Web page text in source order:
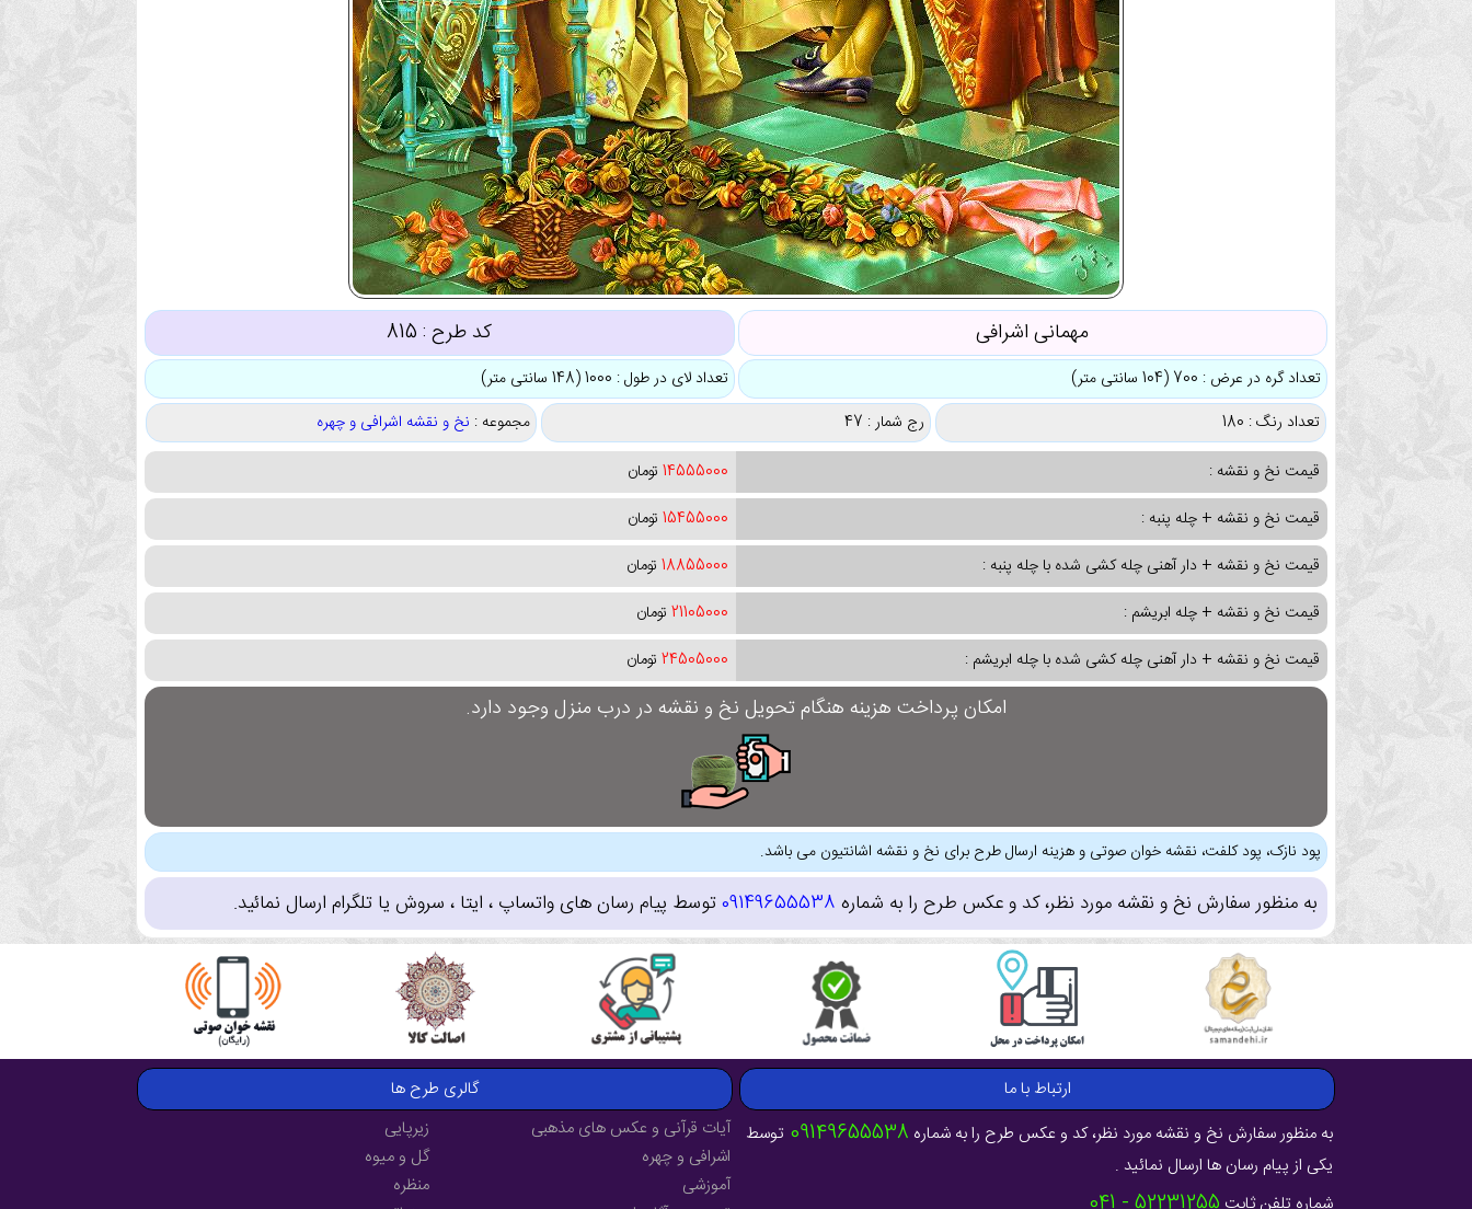
مهمانی اشرافی کد طرح : 815
تعداد گره در عرض : 700 (104 سانتی متر)
تعداد لای در طول : 1000 (148 سانتی متر)
تعداد رنگ : 180
رج شمار : 47 مجموعه : نخ و نقشه اشرافی و چهره
قیمت نخ و نقشه :
14555000 تومان
قیمت نخ و نقشه + چله پنبه :
15455000 تومان
قیمت نخ و نقشه + دار آهنی چله کشی شده با چله پنبه :
18855000 تومان
قیمت نخ و نقشه + چله ابریشم :
21105000 تومان
قیمت نخ و نقشه + دار آهنی چله کشی شده با چله ابریشم :
24505000 تومان
امکان پرداخت هزینه هنگام تحویل نخ و نقشه در درب منزل وجود دارد.
پود نازک، پود کلفت، نقشه خوان صوتی و هزینه ارسال طرح برای نخ و نقشه اشانتیون می باشد.
به منظور سفارش نخ و نقشه مورد نظر، کد و عکس طرح را به شماره 09149655538توسط پیام رسان های واتساپ ، ایتا ، سروش یا تلگرام ارسال نمائید.
ارتباط با ما
به منظور سفارش نخ و نقشه مورد نظر، کد و عکس طرح را به شماره 09149655538 توسط
یکی از پیام رسان ها ارسال نمائید .
گالری طرح ها
آیات قرآنی و عکس های مذهبی
اشرافی و چهره
آموزشی
زیرپایی
گل و میوه
منظره